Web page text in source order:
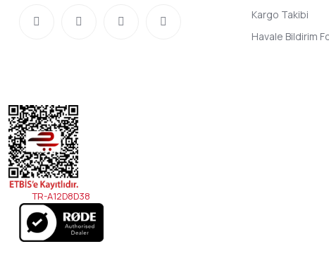
Kargo Takibi
Havale Bildirim
TR-A12D8D38